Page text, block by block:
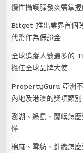
慢性攝護腺發炎需掌
Bitget 推出業界首個
代幣作為保證金
全球追蹤人數最多的
擔任全球品牌大使
PropertyGuru 亞洲
內地及港澳的獎項類別
澎湖、綠島、蘭嶼怎
懂
棉麻、雪紡、針織怎